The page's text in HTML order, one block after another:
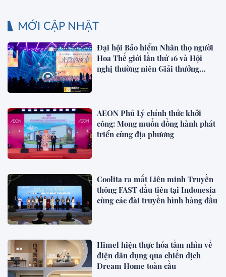
MỚI CẬP NHẬT
Đại hội Bảo hiểm Nhân thọ người
Hoa Thế giới lần thứ 16 và Hội
nghị thường niên Giải thưởng
AEON Phủ Lý chính thức khởi
công: Mong muốn đồng hành phát
triển cùng địa phương
Coolita ra mắt Liên minh Truyền
thông FAST đầu tiên tại Indonesia
cùng các đài truyền hình hàng đầu
Himel hiện thực hóa tầm nhìn về
điện dân dụng qua chiến dịch
Dream Home toàn cầu